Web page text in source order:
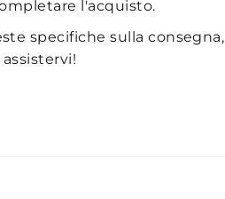
l'acquisto.
specifiche sulla